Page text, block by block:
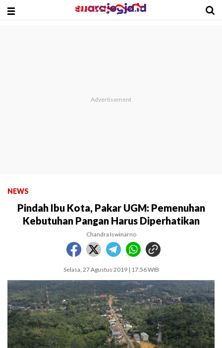
NEWS
Pindah Ibu Kota, Pakar UGM: Pemenuhan
Kebutuhan Pangan Harus Diperhatikan
Chandra Iswinarno
Selasa, 27 Agustus 2019 | 17:56 WIB